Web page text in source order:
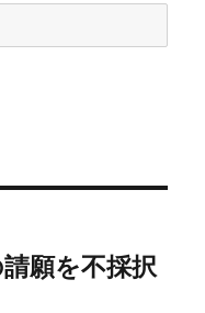
願を不採択